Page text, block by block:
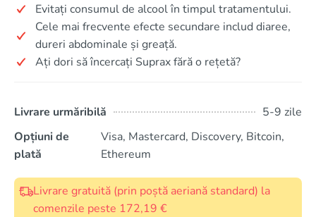
Evitați consumul de alcool în timpul tratamentului.
Cele mai frecvente efecte secundare includ diaree,
dureri abdominale și greață.
Ați dori să încercați Suprax fără o rețetă?
Livrare urmăribilă
5-9 zile
Opțiuni de
plată
Visa, Mastercard, Discovery, Bitcoin,
Ethereum
Livrare gratuită (prin poștă aeriană standard) la
comenzile peste 172,19 €